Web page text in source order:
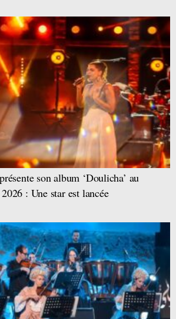
son album ‘Doulicha’ au
: Une star est lancée